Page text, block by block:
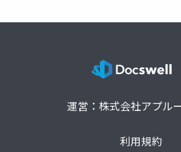
運営：株式会社アプル
利用規約